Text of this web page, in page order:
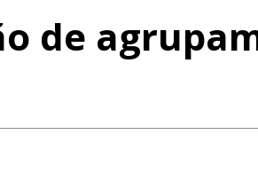
de